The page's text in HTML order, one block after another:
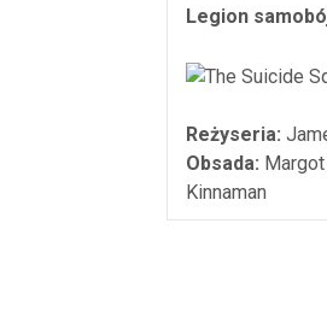
Legion
Reżyseria:
Obsada:
Kinnaman